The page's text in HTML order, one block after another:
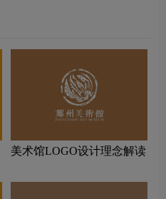
美术馆LOGO设计理念解读